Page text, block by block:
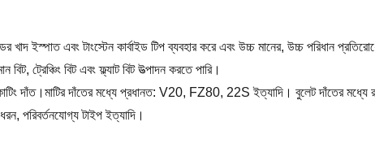
খাদ ইস্পাত এবং টাংস্টেন কার্বাইড টিপ ব্যবহার করে এবং উচ্চ মানের, উচ্চ পরিধান
ট্রেঞ্চিং বিট এবং ফ্ল্যাট বিট উত্পাদন করতে পারি।
এর কাটিং দাঁত।মাটির দাঁতের মধ্যে প্রধানত: V20, FZ80, 22S ইত্যাদি। বুলেট
পরিবর্তনযোগ্য টাইপ ইত্যাদি।